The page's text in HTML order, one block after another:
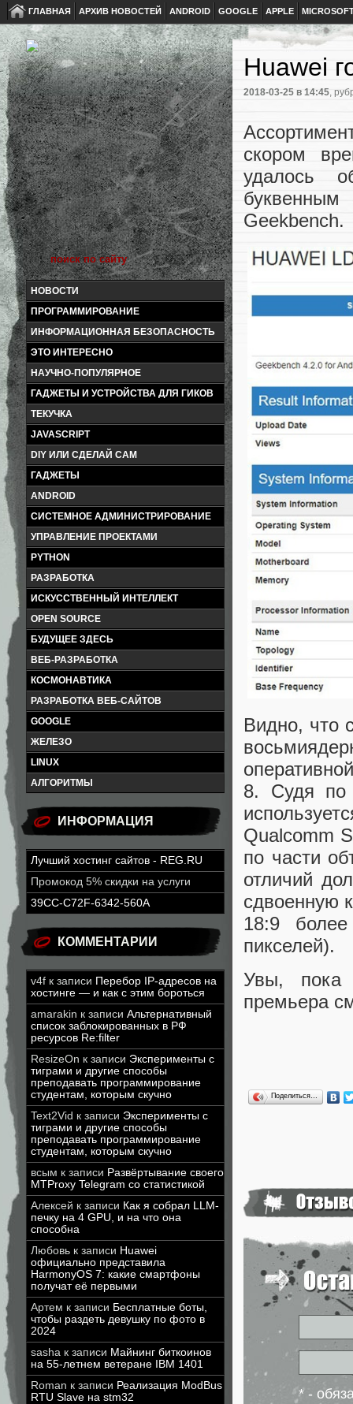
ГЛАВНАЯ АРХИВ НОВОСТЕЙ ANDROID GOOGLE APPLE
НОВОСТИ
ПРОГРАММИРОВАНИЕ
ИНФОРМАЦИОННАЯ БЕЗОПАСНОСТЬ
ЭТО ИНТЕРЕСНО
НАУЧНО-ПОПУЛЯРНОЕ
ГАДЖЕТЫ И УСТРОЙСТВА ДЛЯ ГИКОВ
ТЕКУЧКА
JAVASCRIPT
DIY ИЛИ СДЕЛАЙ САМ
ГАДЖЕТЫ
ANDROID
СИСТЕМНОЕ АДМИНИСТРИРОВАНИЕ
УПРАВЛЕНИЕ ПРОЕКТАМИ
PYTHON
РАЗРАБОТКА
ИСКУССТВЕННЫЙ ИНТЕЛЛЕКТ
OPEN SOURCE
БУДУЩЕЕ ЗДЕСЬ
ВЕБ-РАЗРАБОТКА
КОСМОНАВТИКА
РАЗРАБОТКА ВЕБ-САЙТОВ
GOOGLE
ЖЕЛЕЗО
LINUX
АЛГОРИТМЫ
ИНФОРМАЦИЯ
Лучший хостинг сайтов - REG.RU
Промокод 5% скидки на услуги
39CC-C72F-6342-560A
КОММЕНТАРИИ
v4f к записи Перебор IP-адресов на
хостинге — и как с этим бороться
amarakin к записи Альтернативный
список заблокированных в РФ
ресурсов Re:filter
ResizeOn к записи Эксперименты с
тиграми и другие способы
преподавать программирование
студентам, которым скучно
Text2Vid к записи Эксперименты с
тиграми и другие способы
преподавать программирование
студентам, которым скучно
всым к записи Развёртывание своего
MTProxy Telegram со статистикой
Алексей к записи Как я собрал LLM-
печку на 4 GPU, и на что она
способна
Любовь к записи Huawei
официально представила
HarmonyOS 7: какие смартфоны
получат её первыми
Артем к записи Бесплатные боты,
чтобы раздеть девушку по фото в
2024
sasha к записи Майнинг биткоинов
на 55-летнем ветеране IBM 1401
Roman к записи Реализация ModBus
RTU Slave на stm32
Huawei
2018-03-25 в 14:45,
скором
удалось
Geekbench.
Видно, что
8. Судя по
Qualcomm
по части
отличий
сдвоенную
18:9
пикселей).
Увы, пока
премьера
Поделиться…
* -